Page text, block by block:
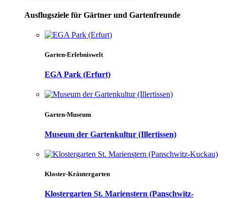
Ausflugsziele für Gärtner und Gartenfreunde
Garten-Erlebniswelt
EGA Park (Erfurt)
Garten-Museum
Museum der Gartenkultur (Illertissen)
Kloster-Kräutergarten
Klostergarten St. Marienstern (Panschwitz-